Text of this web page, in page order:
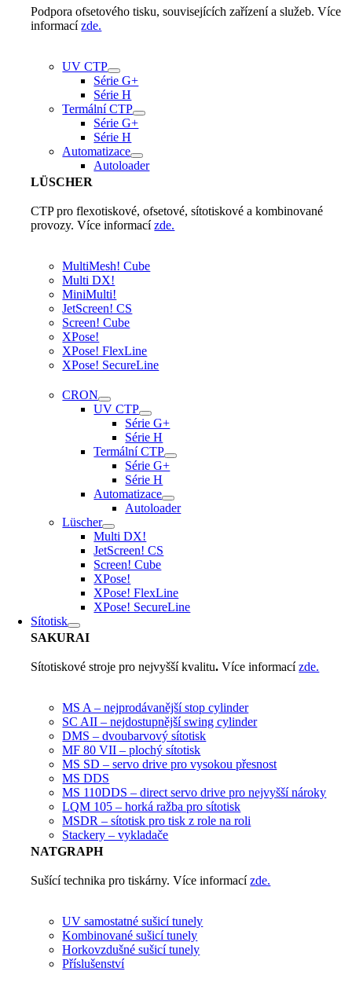
Podpora ofsetového tisku, souvisejících zařízení a služeb. Více
informacízde.
UV CTP
Série G+
Série H
Termální CTP
Série G+
Série H
Automatizace
Autoloader
LÜSCHER
CTP pro flexotiskové, ofsetové, sítotiskové a kombinované
provozy. Více informacízde.
MultiMesh! Cube
Multi DX!
MiniMulti!
JetScreen! CS
Screen! Cube
XPose!
XPose! FlexLine
XPose! SecureLine
CRON
UV CTP
Série G+
Série H
Termální CTP
Série G+
Série H
Automatizace
Autoloader
Lüscher
Multi DX!
JetScreen! CS
Screen! Cube
XPose!
XPose! FlexLine
XPose! SecureLine
Sítotisk
SAKURAI
Sítotiskové stroje pro nejvyšší kvalitu. Více informacízde.
MS A – nejprodávanější stop cylinder
SC AII – nejdostupnější swing cylinder
DMS – dvoubarvový sítotisk
MF 80 VII – plochý sítotisk
MS SD – servo drive pro vysokou přesnost
MS DDS
MS 110DDS – direct servo drive pro nejvyšší nároky
LQM 105 – horká ražba pro sítotisk
MSDR – sítotisk pro tisk z role na roli
Stackery – vykladače
NATGRAPH
Sušící technika pro tiskárny. Více informacízde.
UV samostatné sušicí tunely
Kombinované sušicí tunely
Horkovzdušné sušicí tunely
Příslušenství